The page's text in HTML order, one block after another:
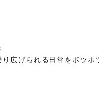
り広げられる日常をポツポ